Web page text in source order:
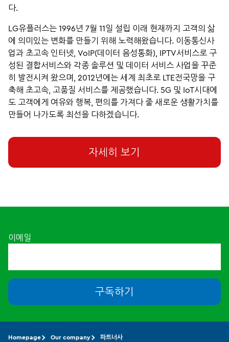
다.
LG유플러스는 1996년 7월 11일 설립 이래 현재까지 고객의 삶
에 의미있는 변화를 만들기 위해 노력해왔습니다. 이동통신사
업과 초고속 인터넷, VoIP(데이터 음성통화), IPTV서비스로 구
성된 결합서비스와 각종 솔루션 및 데이터 서비스 사업을 꾸준
히 발전시켜 왔으며, 2012년에는 세계 최초로 LTE전국망을 구
축해 초고속, 고품질 서비스를 제공했습니다. 5G 및 IoT시대에
도 고객에게 여유와 행복, 편의를 가져다 줄 새로운 생활가치를
만들어 나가도록 최선을 다하겠습니다.
자세히 보기
이메일
구독하기
Homepage Our company 파트너사